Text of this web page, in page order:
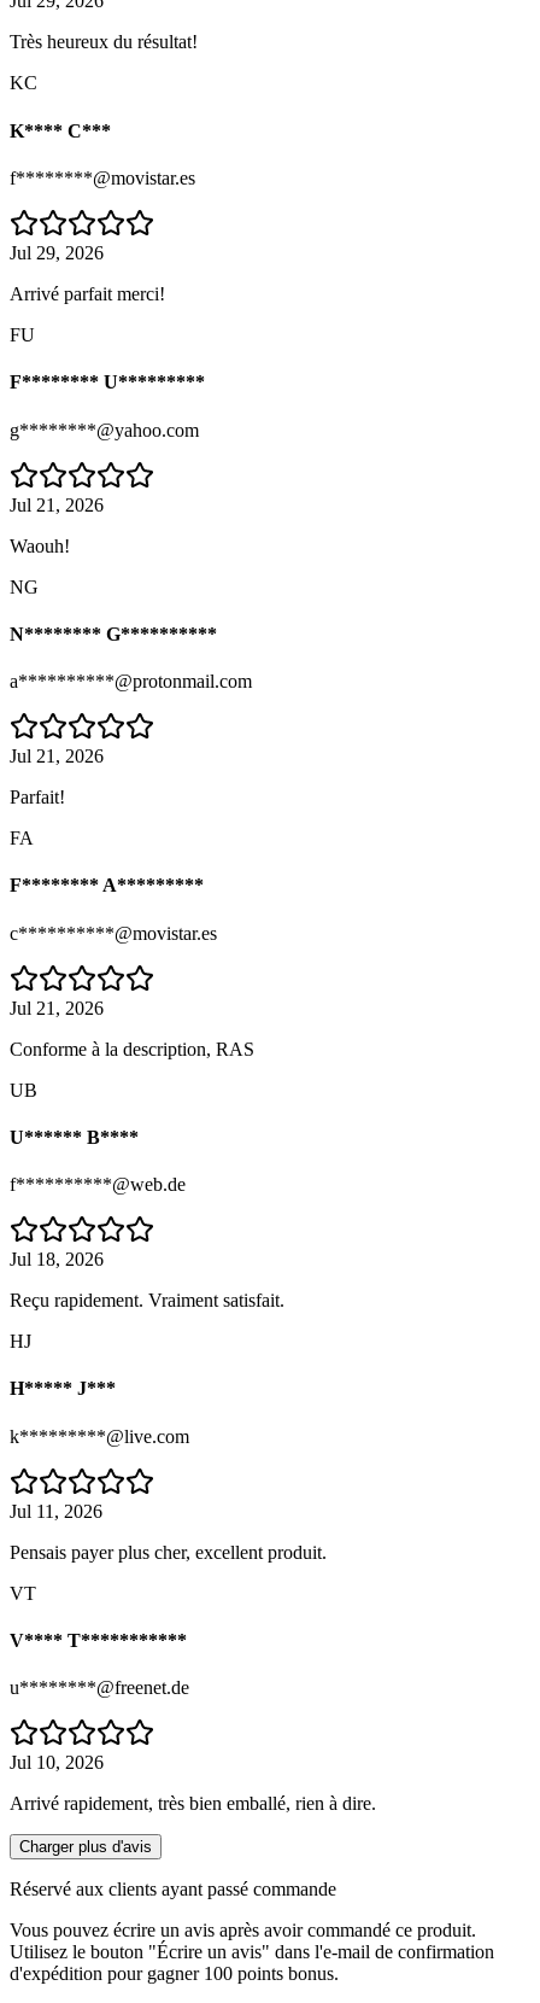
Très heureux du résultat!
KC
K**** C***
f********@movistar.es
Jul 29, 2026
Arrivé parfait merci!
FU
F******** U*********
g********@yahoo.com
Jul 21, 2026
Waouh!
NG
N******** G**********
a**********@protonmail.com
Jul 21, 2026
Parfait!
FA
F******** A*********
c**********@movistar.es
Jul 21, 2026
Conforme à la description, RAS
UB
U****** B****
f**********@web.de
Jul 18, 2026
Reçu rapidement. Vraiment satisfait.
HJ
H***** J***
k*********@live.com
Jul 11, 2026
Pensais payer plus cher, excellent produit.
VT
V**** T***********
u********@freenet.de
Jul 10, 2026
Arrivé rapidement, très bien emballé, rien à dire.
Charger plus d'avis
Réservé aux clients ayant passé commande
Vous pouvez écrire un avis après avoir commandé ce produit.
Utilisez le bouton "Écrire un avis" dans l'e-mail de confirmation
d'expédition pour gagner 100 points bonus.